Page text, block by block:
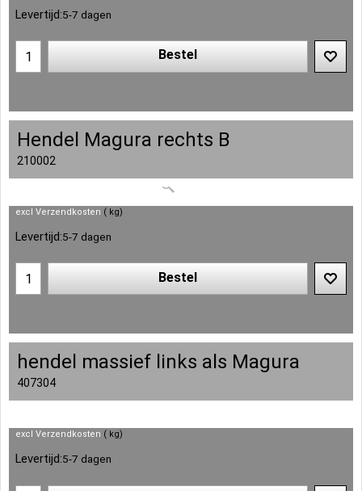
Levertijd:5-7 dagen
Bestel
Hendel Magura rechts B
210002
excl Verzendkosten kg
Levertijd:5-7 dagen
Bestel
hendel massief links als Magura
407304
excl Verzendkosten kg
Levertijd:5-7 dagen